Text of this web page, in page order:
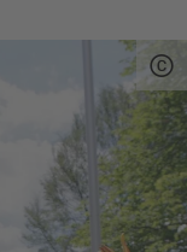
leitet bis
Waldwegen
nach
Wald und